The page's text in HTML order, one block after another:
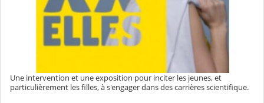
Une intervention et une exposition pour inciter les jeunes, et
particulièrement les filles, à s'engager dans des carrières scientifique.